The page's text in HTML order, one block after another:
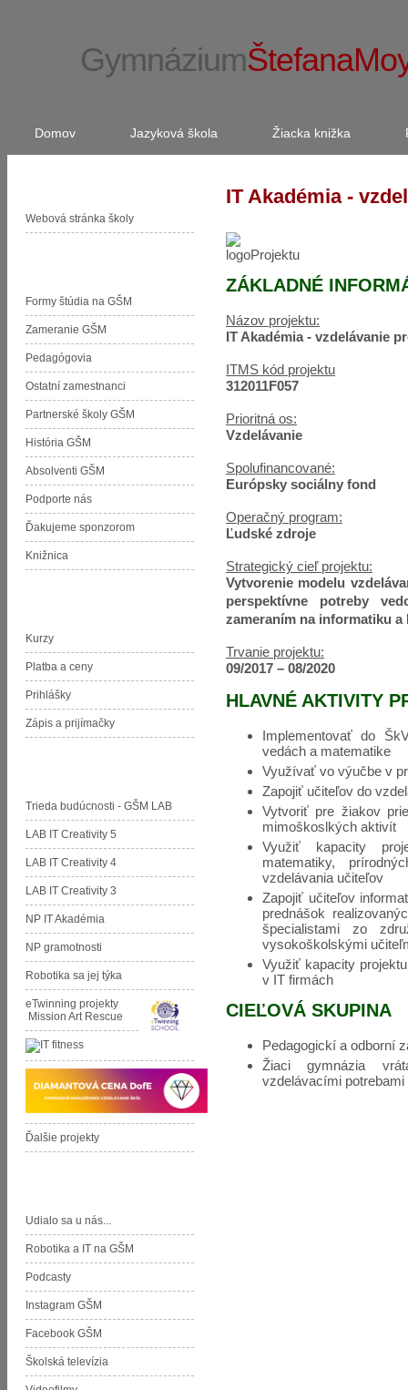
Gymnázium
Domov Jazyková škola Žiacka knižka
Webová stránka školy
Formy štúdia na GŠM
Zameranie GŠM
Pedagógovia
Ostatní zamestnanci
Partnerské školy GŠM
História GŠM
Absolventi GŠM
Podporte nás
Ďakujeme sponzorom
Knižnica
Kurzy
Platba a ceny
Prihlášky
Zápis a prijímačky
Trieda budúcnosti - GŠM LAB
LAB IT Creativity 5
LAB IT Creativity 4
LAB IT Creativity 3
NP IT Akadémia
NP gramotnosti
Robotika sa jej týka
eTwinning projekty
Mission Art Rescue
Ďalšie projekty
Udialo sa u nás...
Robotika a IT na GŠM
Podcasty
Instagram GŠM
Facebook GŠM
Školská televízia
IT Akadémia -
ZÁKLADNÉ
Názov projektu:
IT Akadémia - vzdelávanie
ITMS kód projektu
312011F057
Prioritná os:
Vzdelávanie
Spolufinancované:
Európsky sociálny fond
Operačný program:
Ľudské zdroje
Strategický cieľ projektu:
Vytvorenie modelu
perspektívne potreby
zameraním na informatiku a
Trvanie projektu:
09/2017 – 08/2020
HLAVNÉ AKTIVITY
Implementovať do
vedách a matematike
Využívať vo výučbe v
Zapojiť učiteľov do
Vytvoriť pre žiakov
mimoškoslkých aktivít
Využiť kapacity
matematiky,
vzdelávania učiteľov
Zapojiť učiteľov
prednášok
špecialistami zo
vysokoškolskými
Využiť kapacity
v IT firmách
CIEĽOVÁ SKUPINA
Pedagogickí a odborní
Žiaci gymnázia
vzdelávacími potrebami